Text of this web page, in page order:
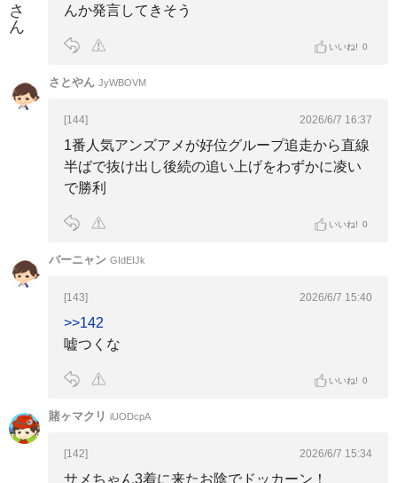
んか発言してきそう
いいね! 0
さとやん JyWBOVM
[144] 2026/6/7 16:37
1番人気アンズアメが好位グループ追走から直線
半ばで抜け出し後続の追い上げをわずかに凌い
で勝利
いいね! 0
バーニャン GIdEIJk
[143] 2026/6/7 15:40
>>142
嘘つくな
いいね! 0
賭ヶマクリ iUODcpA
[142] 2026/6/7 15:34
サメちゃん3着に来たお陰でドッカーン！